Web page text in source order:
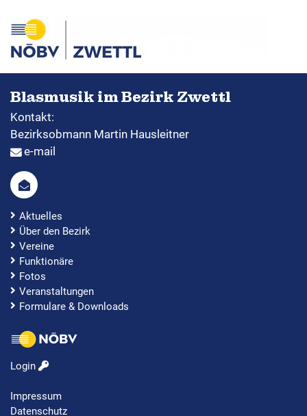
Blasmusik im Bezirk Zwettl
Kontakt:
Bezirksobmann Martin Hausleitner
e-mail
Aktuelles
Über den Bezirk
Vereine
Funktionäre
Fotos
Veranstaltungen
Formulare & Downloads
Login
Impressum
Datenschutz